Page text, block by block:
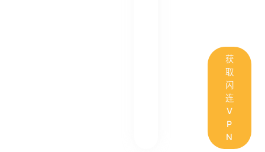
获
取
闪
连
V
P
N